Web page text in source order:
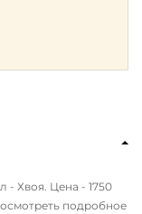
- Хвоя. Цена - 1750
подробное